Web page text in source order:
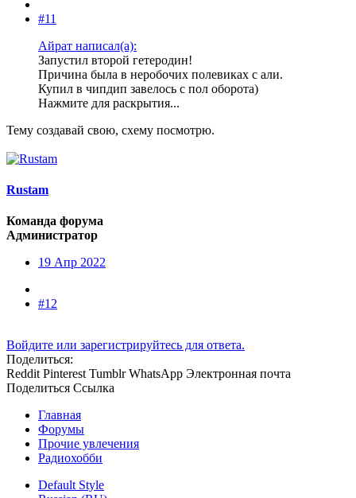
#11
Айрат написал(а):
Запустил второй гетеродин!
Причина была в неробочих полевиках с али.
Купил в чипдип завелось с пол оборота)
Нажмите для раскрытия...
Тему создавай свою, схему посмотрю.
Rustam
Команда форума
Администратор
19 Апр 2022
#12
Войдите или зарегистрируйтесь для ответа.
Поделиться:
Reddit Pinterest Tumblr WhatsApp Электронная почта
Поделиться Ссылка
Главная
Форумы
Прочие увлечения
Радиохобби
Default Style